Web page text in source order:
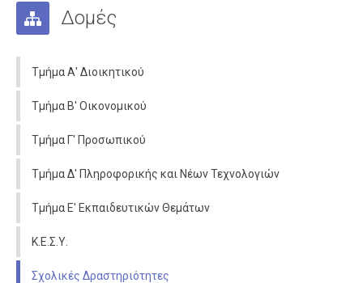
Δομές
Τμήμα Α' Διοικητικού
Τμήμα Β' Οικονομικού
Τμήμα Γ' Προσωπικού
Τμήμα Δ' Πληροφορικής και Νέων Τεχνολογιών
Τμήμα Ε' Εκπαιδευτικών Θεμάτων
Κ.Ε.Σ.Υ.
Σχολικές Δραστηριότητες